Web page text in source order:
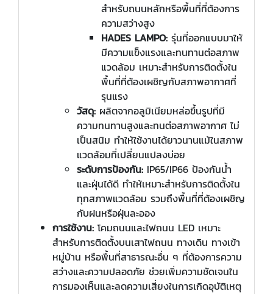
สำหรับถนนหลักหรือพื้นที่ที่ต้องการ
ความสว่างสูง
HADES LAMPO: รุ่นที่ออกแบบมาให้
มีความแข็งแรงและทนทานต่อสภาพ
แวดล้อม เหมาะสำหรับการติดตั้งใน
พื้นที่ที่ต้องเผชิญกับสภาพอากาศที่
รุนแรง
วัสดุ: ผลิตจากอลูมิเนียมหล่อขึ้นรูปที่มี
ความทนทานสูงและทนต่อสภาพอากาศ ไม่
เป็นสนิม ทำให้ใช้งานได้ยาวนานแม้ในสภาพ
แวดล้อมที่เปลี่ยนแปลงบ่อย
ระดับการป้องกัน: IP65/IP66 ป้องกันน้ำ
และฝุ่นได้ดี ทำให้เหมาะสำหรับการติดตั้งใน
ทุกสภาพแวดล้อม รวมถึงพื้นที่ที่ต้องเผชิญ
กับฝนหรือฝุ่นละออง
การใช้งาน: โคมถนนและไฟถนน LED เหมาะ
สำหรับการติดตั้งบนเสาไฟถนน ทางเดิน ทางเข้า
หมู่บ้าน หรือพื้นที่สาธารณะอื่น ๆ ที่ต้องการความ
สว่างและความปลอดภัย ช่วยเพิ่มความชัดเจนใน
การมองเห็นและลดความเสี่ยงในการเกิดอุบัติเหตุ